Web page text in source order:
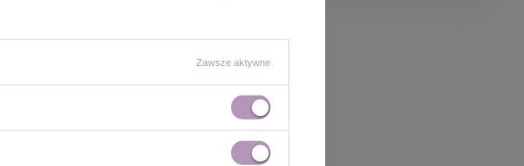
Zawsze aktywne